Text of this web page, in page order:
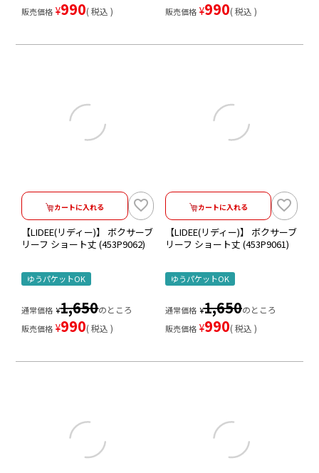
販売価格 ¥990 税込 販売価格 ¥990 税込
カートに入れる
【LIDEE(リディー)】 ボクサーブ
リーフ ショート丈 (453P9062)
ゆうパケットOK
通常価格 ¥1,650のところ
販売価格 ¥990 税込
カートに入れる
【LIDEE(リディー)】 ボクサーブ
リーフ ショート丈 (453P9061)
ゆうパケットOK
通常価格 ¥1,650のところ
販売価格 ¥990 税込